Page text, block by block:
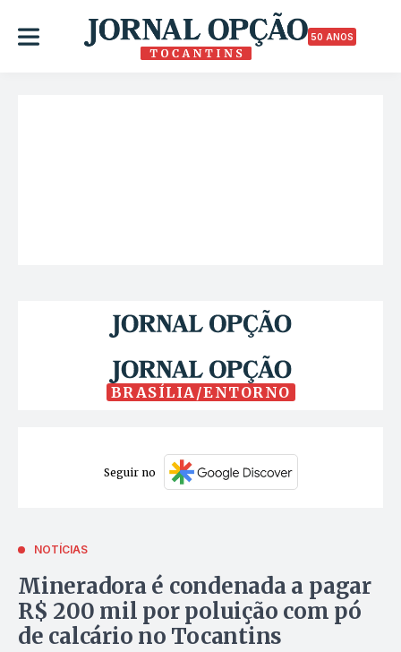
50 ANOS
BRASÍLIA/ENTORNO
Seguir no
NOTÍCIAS
Mineradora é condenada a pagar
R$ 200 mil por poluição com pó
de calcário no Tocantins